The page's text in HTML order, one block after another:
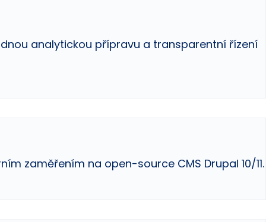
analytickou přípravu a transparentní řízení
zaměřením na open-source CMS Drupal 10/11.